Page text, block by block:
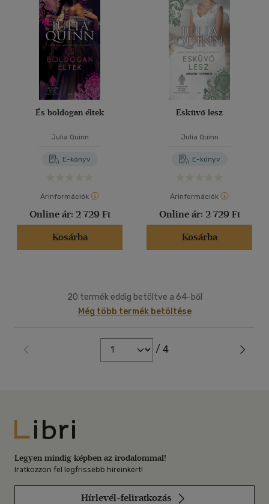
És boldogan éltek
Julia Quinn
E-könyv
Árinformációk
Online ár: 2 729 Ft
Kosárba
Esküvő lesz
Julia Quinn
E-könyv
Árinformációk
Online ár: 2 729 Ft
Kosárba
20 termék eddig betöltve a 64-ből
Még több termék betöltése
/ 4
Libri
Legyen mindig képben az irodalommal!
Iratkozzon fel legfrissebb híreinkért!
Hírlevél-feliratkozás